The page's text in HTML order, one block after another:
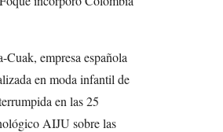
empresa española
en moda infantil de
en las 25
AIJU sobre las